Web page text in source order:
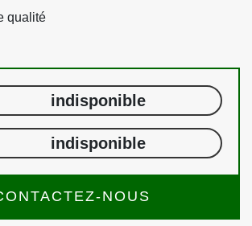
qualité
indisponible
indisponible
NOUS